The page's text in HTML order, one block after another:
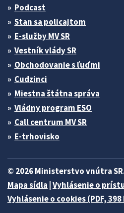
Podcast
Stan sa policajtom
E-služby MV SR
Vestník vlády SR
Obchodovanie s ľuďmi
Cudzinci
Miestna štátna správa
Vládny program ESO
Call centrum MV SR
E-trhovisko
© 2026 Ministerstvo vnútra
Mapa sídla Vyhlásenie o
Vyhlásenie o cookies (PDF, 398